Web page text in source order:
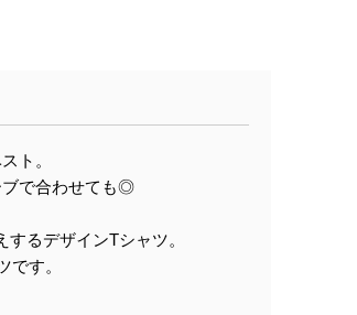
ト。
ブで合わせても◎
るデザインTシャツ。
です。